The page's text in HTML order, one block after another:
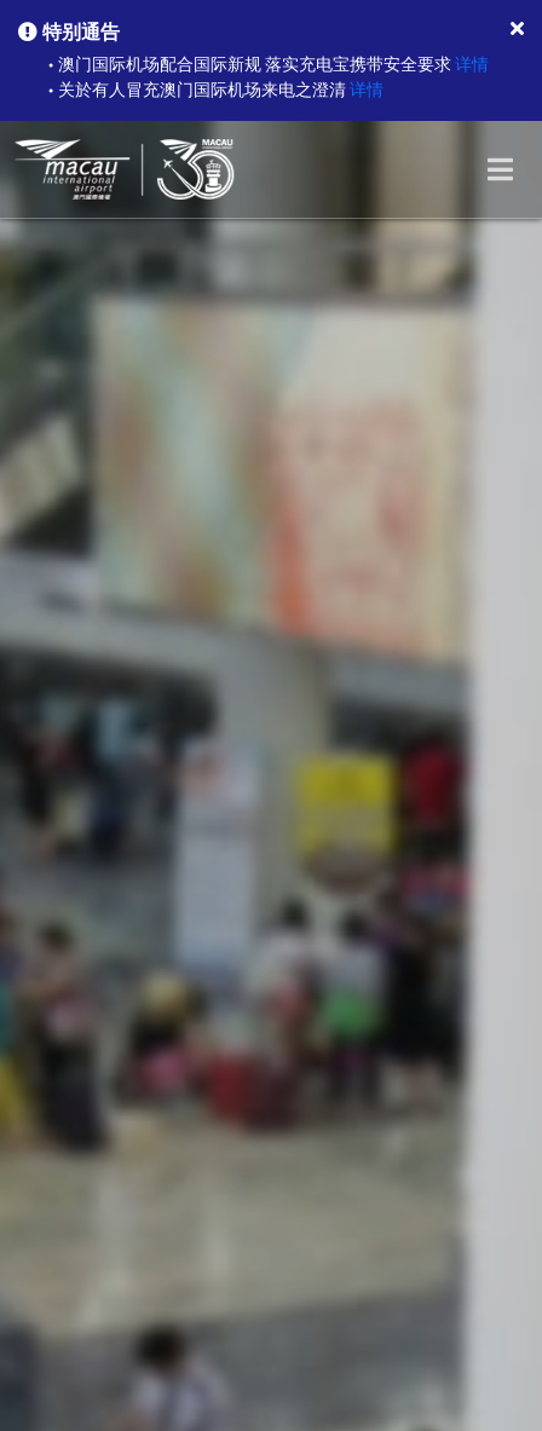
特别通告
● 澳门国际机场配合国际新规 落实充电宝携带安全要求详情
● 关於有人冒充澳门国际机场来电之澄清详情